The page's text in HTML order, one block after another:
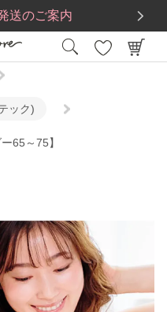
送のご案内
送料無料
ック)
65～75】